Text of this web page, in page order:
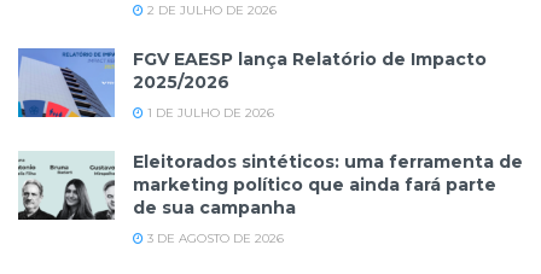
2 DE JULHO DE 2026
FGV EAESP lança Relatório de Impacto
2025/2026
1 DE JULHO DE 2026
Eleitorados sintéticos: uma ferramenta de
marketing político que ainda fará parte
de sua campanha
3 DE AGOSTO DE 2026